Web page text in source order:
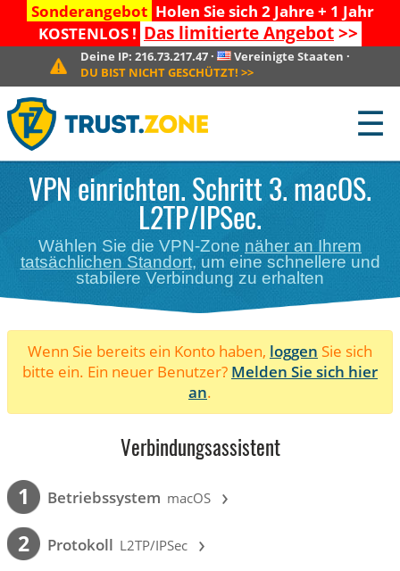
Sonderangebot Holen Sie sich 2 Jahre + 1 Jahr
KOSTENLOS ! Das limitierte Angebot>>
Deine IP:216.73.217.47 · Vereinigte Staaten ·
DU BIST NICHT GESCHÜTZT! >>
☰
VPN einrichten. Schritt 3. macOS.
L2TP/IPSec.
Wählen Sie die VPN-Zone näher an Ihrem
tatsächlichen Standort, um eine schnellere und
stabilere Verbindung zu erhalten
Wenn Sie bereits ein Konto haben, loggen Sie sich
bitte ein. Ein neuer Benutzer? Melden Sie sich hier
an.
Verbindungsassistent
1 Betriebssystem macOS ›
2 Protokoll L2TP/IPSec ›